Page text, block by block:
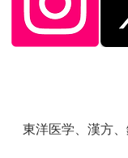
東洋医学、漢方、